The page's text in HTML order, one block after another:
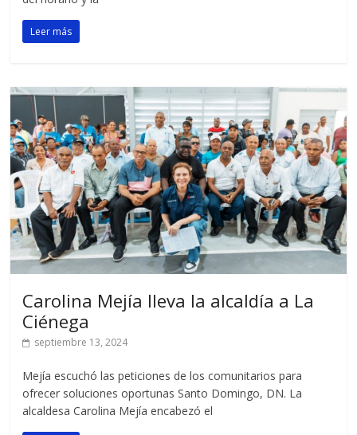
Leer más
Carolina Mejía lleva la alcaldía a La
Ciénega
septiembre 13, 2024
Mejía escuchó las peticiones de los comunitarios para
ofrecer soluciones oportunas Santo Domingo, DN. La
alcaldesa Carolina Mejía encabezó el